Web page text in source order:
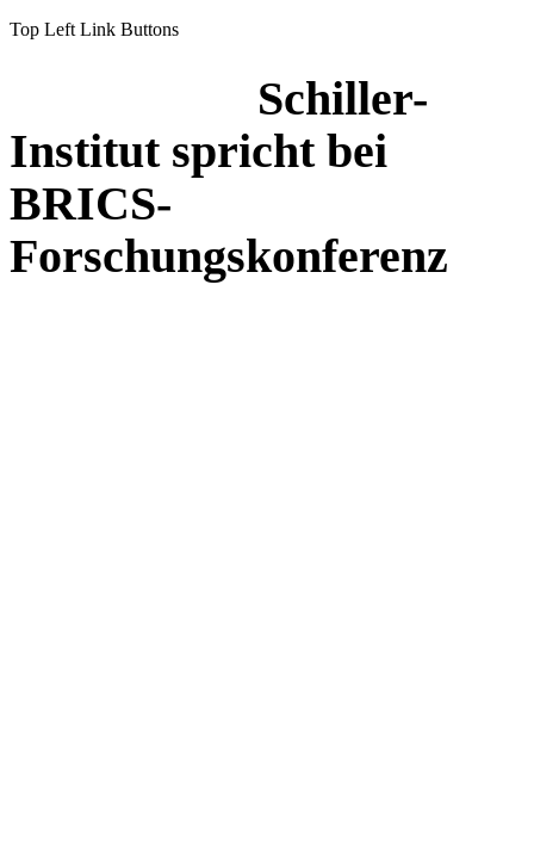
Top Left Link Buttons
Schiller-
Institut spricht bei
BRICS-
Forschungskonferenz